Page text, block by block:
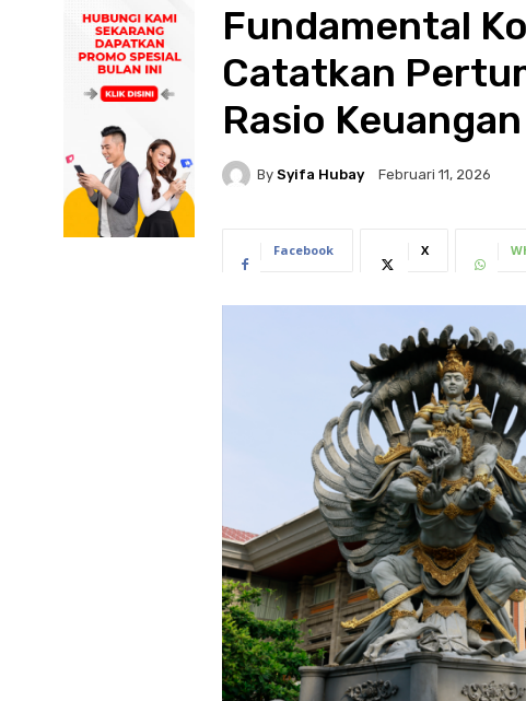
Fundamental
Catatkan
Rasio
By Syifa Hubay Februari 11, 2026
Facebook X